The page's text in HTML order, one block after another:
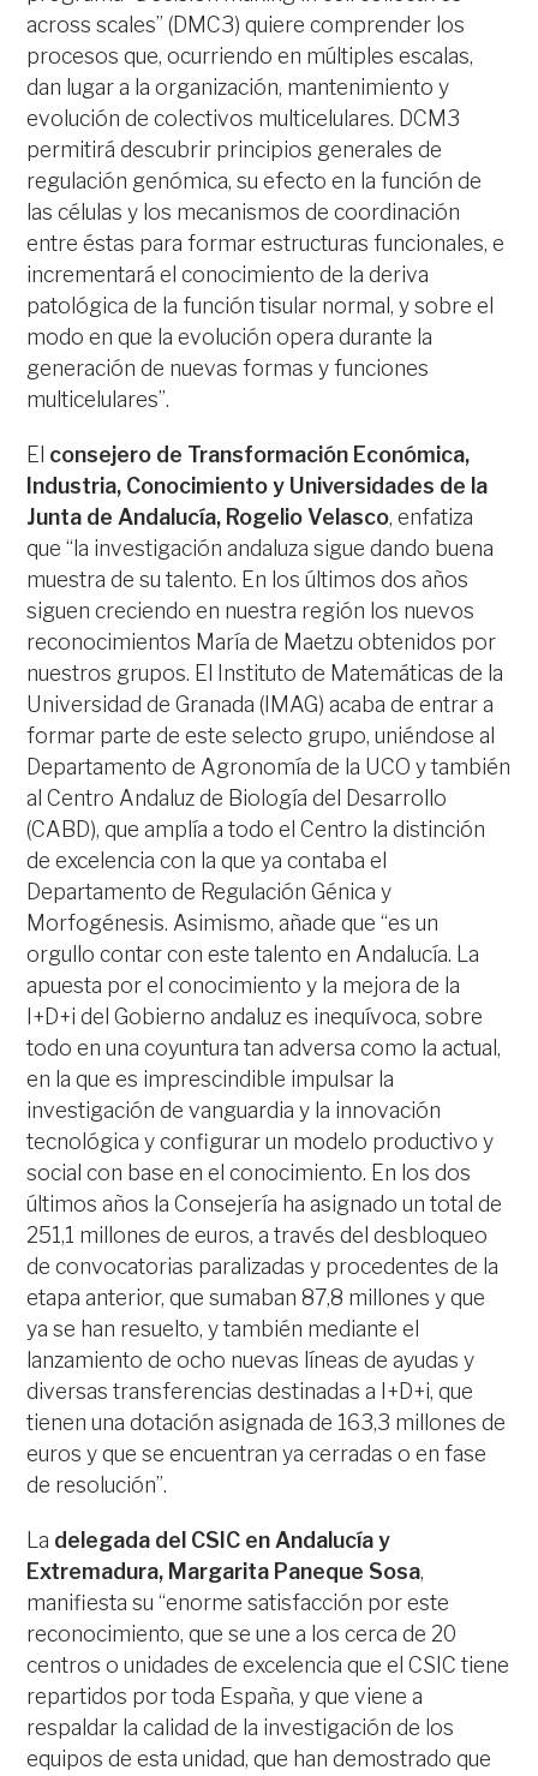
across scales” (DMC3) quiere comprender los
procesos que, ocurriendo en múltiples escalas,
dan lugar a la organización, mantenimiento y
evolución de colectivos multicelulares. DCM3
permitirá descubrir principios generales de
regulación genómica, su efecto en la función de
las células y los mecanismos de coordinación
entre éstas para formar estructuras funcionales, e
incrementará el conocimiento de la deriva
patológica de la función tisular normal, y sobre el
modo en que la evolución opera durante la
generación de nuevas formas y funciones
multicelulares”.
El consejero de Transformación Económica,
Industria, Conocimiento y Universidades de la
Junta de Andalucía, Rogelio Velasco, enfatiza
que “la investigación andaluza sigue dando buena
muestra de su talento. En los últimos dos años
siguen creciendo en nuestra región los nuevos
reconocimientos María de Maetzu obtenidos por
nuestros grupos. El Instituto de Matemáticas de la
Universidad de Granada (IMAG) acaba de entrar a
formar parte de este selecto grupo, uniéndose al
Departamento de Agronomía de la UCO y también
al Centro Andaluz de Biología del Desarrollo
(CABD), que amplía a todo el Centro la distinción
de excelencia con la que ya contaba el
Departamento de Regulación Génica y
Morfogénesis. Asimismo, añade que “es un
orgullo contar con este talento en Andalucía. La
apuesta por el conocimiento y la mejora de la
I+D+i del Gobierno andaluz es inequívoca, sobre
todo en una coyuntura tan adversa como la actual,
en la que es imprescindible impulsar la
investigación de vanguardia y la innovación
tecnológica y configurar un modelo productivo y
social con base en el conocimiento. En los dos
últimos años la Consejería ha asignado un total de
251,1 millones de euros, a través del desbloqueo
de convocatorias paralizadas y procedentes de la
etapa anterior, que sumaban 87,8 millones y que
ya se han resuelto, y también mediante el
lanzamiento de ocho nuevas líneas de ayudas y
diversas transferencias destinadas a I+D+i, que
tienen una dotación asignada de 163,3 millones de
euros y que se encuentran ya cerradas o en fase
de resolución”.
La delegada del CSIC en Andalucía y
Extremadura, Margarita Paneque Sosa,
manifiesta su “enorme satisfacción por este
reconocimiento, que se une a los cerca de 20
centros o unidades de excelencia que el CSIC tiene
repartidos por toda España, y que viene a
respaldar la calidad de la investigación de los
equipos de esta unidad, que han demostrado que